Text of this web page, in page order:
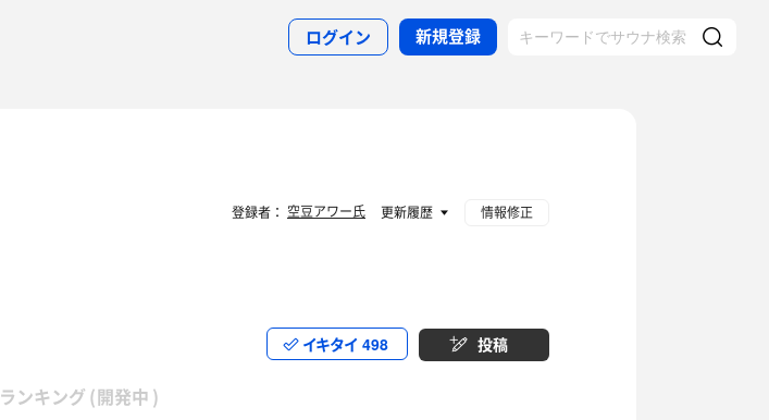
ログイン 新規登録
イキタイ 498 投稿
ランキング (開発中 )
登録者： 空豆アワー氏 更新履歴 情報修正